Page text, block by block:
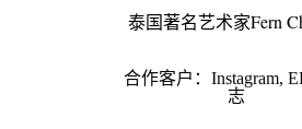
泰国著名艺术家Fern
合作客户：Instagram,
志